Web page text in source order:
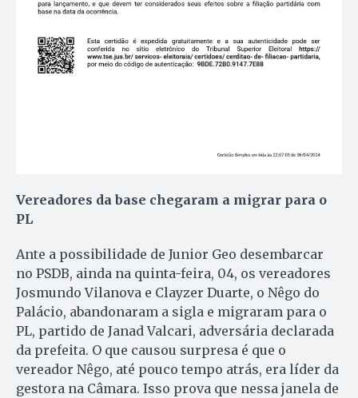
Vereadores da base chegaram a migrar para o
PL
Ante a possibilidade de Junior Geo desembarcar
no PSDB, ainda na quinta-feira, 04, os vereadores
Josmundo Vilanova e Clayzer Duarte, o Nêgo do
Palácio, abandonaram a sigla e migraram para o
PL, partido de Janad Valcari, adversária declarada
da prefeita. O que causou surpresa é que o
vereador Nêgo, até pouco tempo atrás, era líder da
gestora na Câmara. Isso prova que nessa janela de